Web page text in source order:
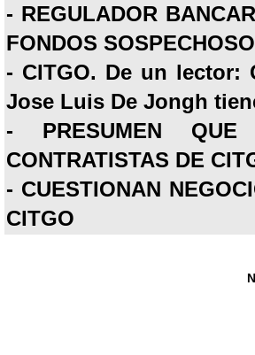
- REGULADOR
FONDOS
- CITGO. De un lector:
Jose Luis De Jongh
- PRESUMEN
CONTRATISTAS DE
- CUESTIONAN
CITGO